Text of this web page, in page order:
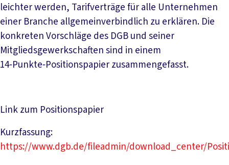
leichter werden, Tarifverträge für alle Unternehmen
einer Branche allgemeinverbindlich zu erklären. Die
konkreten Vorschläge des DGB und seiner
Mitgliedsgewerkschaften sind in einem
14‑Punkte‑Positionspapier zusammengefasst.
Link zum Positionspapier
Kurzfassung:
https://www.dgb.de/fileadmin/download_center/